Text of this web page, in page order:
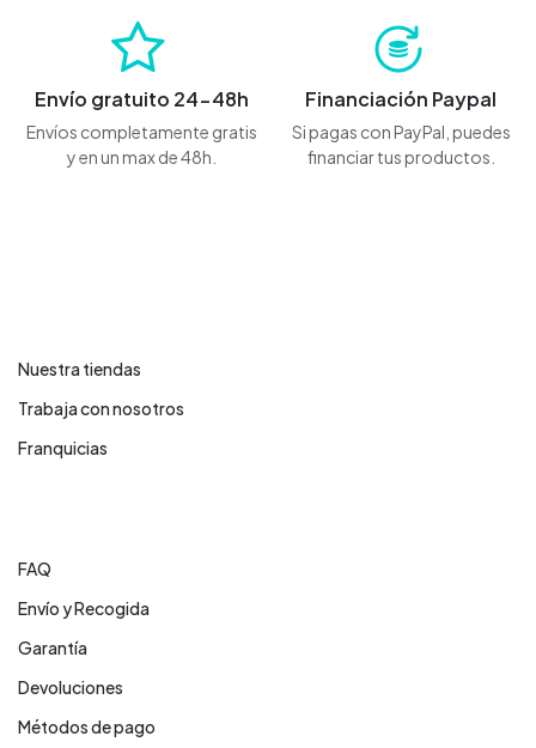
Envío gratuito 24-48h
Envíos completamente gratis
y en un max de 48h.
Financiación Paypal
Si pagas con PayPal, puedes
financiar tus productos.
Nuestra tiendas
Trabaja con nosotros
Franquicias
FAQ
Envío y Recogida
Garantía
Devoluciones
Métodos de pago